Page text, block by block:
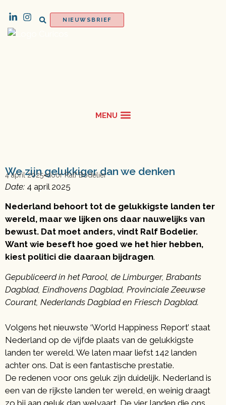
NIEUWSBRIEF
We zijn gelukkiger dan we denken
4 april 2025 doorRalf Bodelier
Date: 4 april 2025
Nederland behoort tot de gelukkigste landen ter
wereld, maar we lijken ons daar nauwelijks van
bewust. Dat moet anders, vindt Ralf Bodelier.
Want wie beseft hoe goed we het hier hebben,
kiest politici die daaraan bijdragen.
Gepubliceerd in het Parool, de Limburger, Brabants
Dagblad, Eindhovens Dagblad, Provinciale Zeeuwse
Courant, Nederlands Dagblad en Friesch Dagblad.
Volgens het nieuwste ‘World Happiness Report’ staat
Nederland op de vijfde plaats van de gelukkigste
landen ter wereld. We laten maar liefst 142 landen
achter ons. Dat is een fantastische prestatie.
De redenen voor ons geluk zijn duidelijk. Nederland is
een van de rijkste landen ter wereld, en weinig draagt
zo bij aan geluk dan welvaart. De vier landen die ons